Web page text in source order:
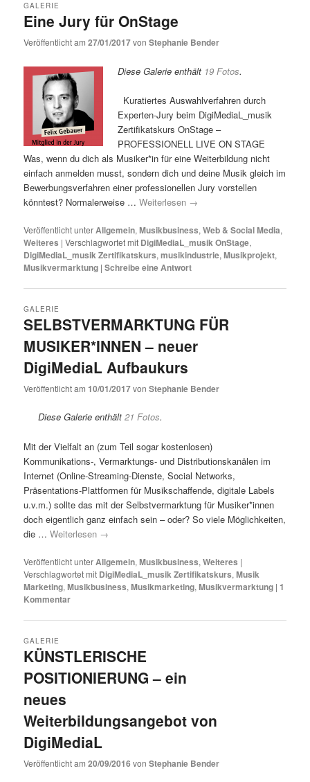
Eine Jury für OnStage
GALERIE
Veröffentlicht am27/01/2017vonStephanie Bender
Diese Galerie enthält 19 Fotos.
Kuratiertes Auswahlverfahren durch
Experten-Jury beim DigiMediaL_musik
Zertifikatskurs OnStage –
PROFESSIONELL LIVE ON STAGE
Was, wenn du dich als Musiker*in für eine Weiterbildung nicht
einfach anmelden musst, sondern dich und deine Musik gleich im
Bewerbungsverfahren einer professionellen Jury vorstellen
könntest? Normalerweise …Weiterlesen →
Veröffentlicht unterAllgemein,Musikbusiness,Web & Social Media,
Weiteres |Verschlagwortet mit DigiMediaL_musik OnStage,
DigiMediaL_musik Zertifikatskurs,musikindustrie,Musikprojekt,
Musikvermarktung |Schreibe eine Antwort
SELBSTVERMARKTUNG FÜR
MUSIKER*INNEN – neuer
DigiMediaL Aufbaukurs
GALERIE
Veröffentlicht am 10/01/2017vonStephanie Bender
Diese Galerie enthält21 Fotos.
Mit der Vielfalt an (zum Teil sogar kostenlosen)
Kommunikations-, Vermarktungs- und Distributionskanälen im
Internet (Online-Streaming-Dienste, Social Networks,
Präsentations-Plattformen für Musikschaffende, digitale Labels
u.v.m.) sollte das mit der Selbstvermarktung für Musiker*innen
doch eigentlich ganz einfach sein – oder? So viele Möglichkeiten,
die …Weiterlesen →
Veröffentlicht unterAllgemein,Musikbusiness,Weiteres |
Verschlagwortet mit DigiMediaL_musik Zertifikatskurs,Musik
Marketing,Musikbusiness,Musikmarketing,Musikvermarktung | 1
Kommentar
KÜNSTLERISCHE
POSITIONIERUNG – ein
neues
Weiterbildungsangebot von
DigiMediaL
GALERIE
Veröffentlicht am20/09/2016 vonStephanie Bender